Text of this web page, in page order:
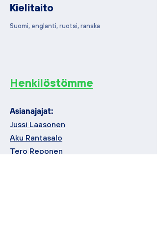
Kielitaito
Suomi, englanti, ruotsi, ranska
Henkilöstömme
Asianajajat:
Jussi Laasonen
Aku Rantasalo
Tero Reponen